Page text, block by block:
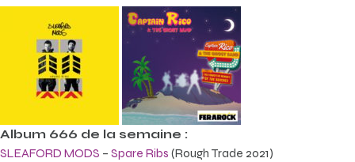
Album 666 de la semaine :
SLEAFORD MODS – Spare Ribs (Rough Trade 2021)